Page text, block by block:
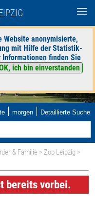
Website anonymisierte,
mit Hilfe der Statistik-
finden Sie
ich bin einverstanden
| morgen | Detaillierte Suche
& Familie >Zoo Leipzig >
bereits vorbei.